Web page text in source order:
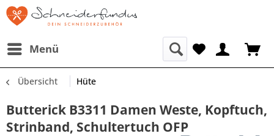
Menü
Übersicht Hüte
Butterick B3311 Damen Weste, Kopftuch,
Strinband, Schultertuch OFP